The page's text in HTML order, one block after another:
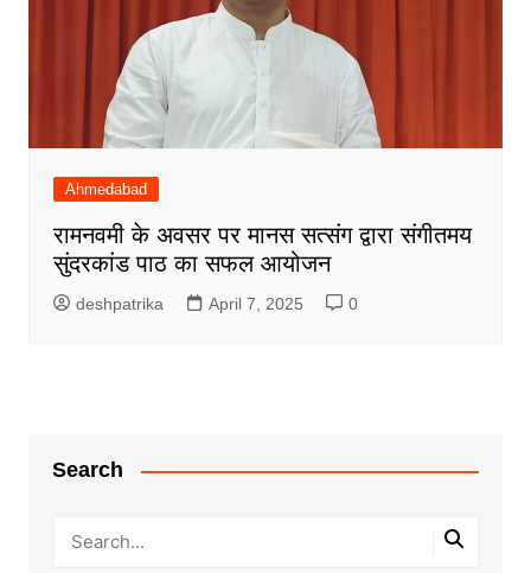
Ahmedabad
रामनवमी के अवसर पर मानस सत्संग द्वारा संगीतमय
सुंदरकांड पाठ का सफल आयोजन
deshpatrika April 7, 2025 0
Search